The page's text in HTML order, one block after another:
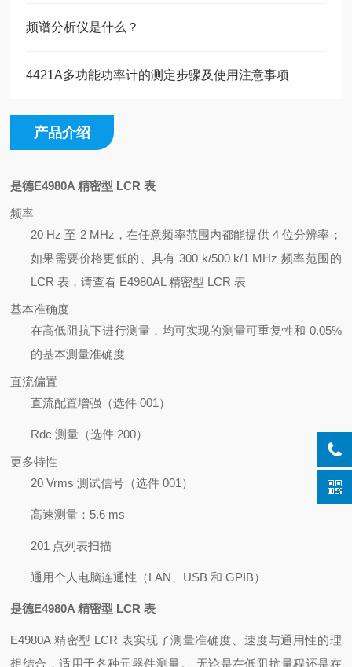
频谱分析仪是什么？
4421A多功能功率计的测定步骤及使用注意事项
产品介绍
是德E4980A 精密型 LCR 表
频率
20 Hz 至 2 MHz，在任意频率范围内都能提供 4 位分辨率；
如果需要价格更低的、具有 300 k/500 k/1 MHz 频率范围的
LCR 表，请查看 E4980AL 精密型 LCR 表
基本准确度
在高低阻抗下进行测量，均可实现的测量可重复性和 0.05%
的基本测量准确度
直流偏置
直流配置增强（选件 001）
Rdc 测量（选件 200）
更多特性
20 Vrms 测试信号（选件 001）
高速测量：5.6 ms
201 点列表扫描
通用个人电脑连通性（LAN、USB 和 GPIB）
是德E4980A 精密型 LCR 表
E4980A 精密型 LCR 表实现了测量准确度、速度与通用性的理
想结合，适用于各种元器件测量。 无论是在低阻抗量程还是在